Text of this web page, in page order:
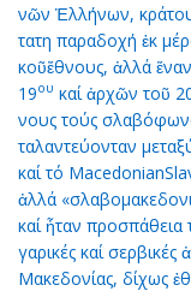
νῶν Ἑλ­λή­νων,
τα­τη πα­ρα­δο­χή ἐκ
κοῦἔ­θνους, ἀλ­λά
19ου καί ἀρ­χῶν τοῦ
νους τούς
τα­λαν­τεύ­ον­ταν
καί τό
ἀλ­λά
καί ἦ­ταν
γα­ρι­κές καί
Μα­κε­δο­νί­ας, δί­χως